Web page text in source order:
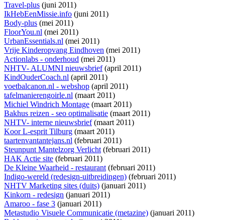
Travel-plus (juni 2011)
IkHebEenMissie.info (juni 2011)
Body-plus (mei 2011)
FloorYou.nl (mei 2011)
UrbanEssentials.nl (mei 2011)
Vrije Kinderopvang Eindhoven (mei 2011)
Actionlabs - onderhoud (mei 2011)
NHTV- ALUMNI nieuwsbrief(april 2011)
KindOuderCoach.nl (april 2011)
voetbalcanon.nl - webshop (april 2011)
tafelmanierengoirle.nl (maart 2011)
Michiel Windrich Montage (maart 2011)
Bakhus reizen - seo optimalisatie (maart 2011)
NHTV- interne nieuwsbrief(maart 2011)
Koor L-esprit Tilburg (maart 2011)
taartenvantantejans.nl (februari 2011)
Steunpunt Mantelzorg Verlicht(februari 2011)
HAK Actie site (februari 2011)
De Kleine Waarheid - restaurant(februari 2011)
Indigo-wereld (redesign-uitbreidingen) (februari 2011)
NHTV Marketing sites (duits) (januari 2011)
Kinkorn - redesign (januari 2011)
Amaroo - fase 3 (januari 2011)
Metastudio Visuele Communicatie (metazine) (januari 2011)